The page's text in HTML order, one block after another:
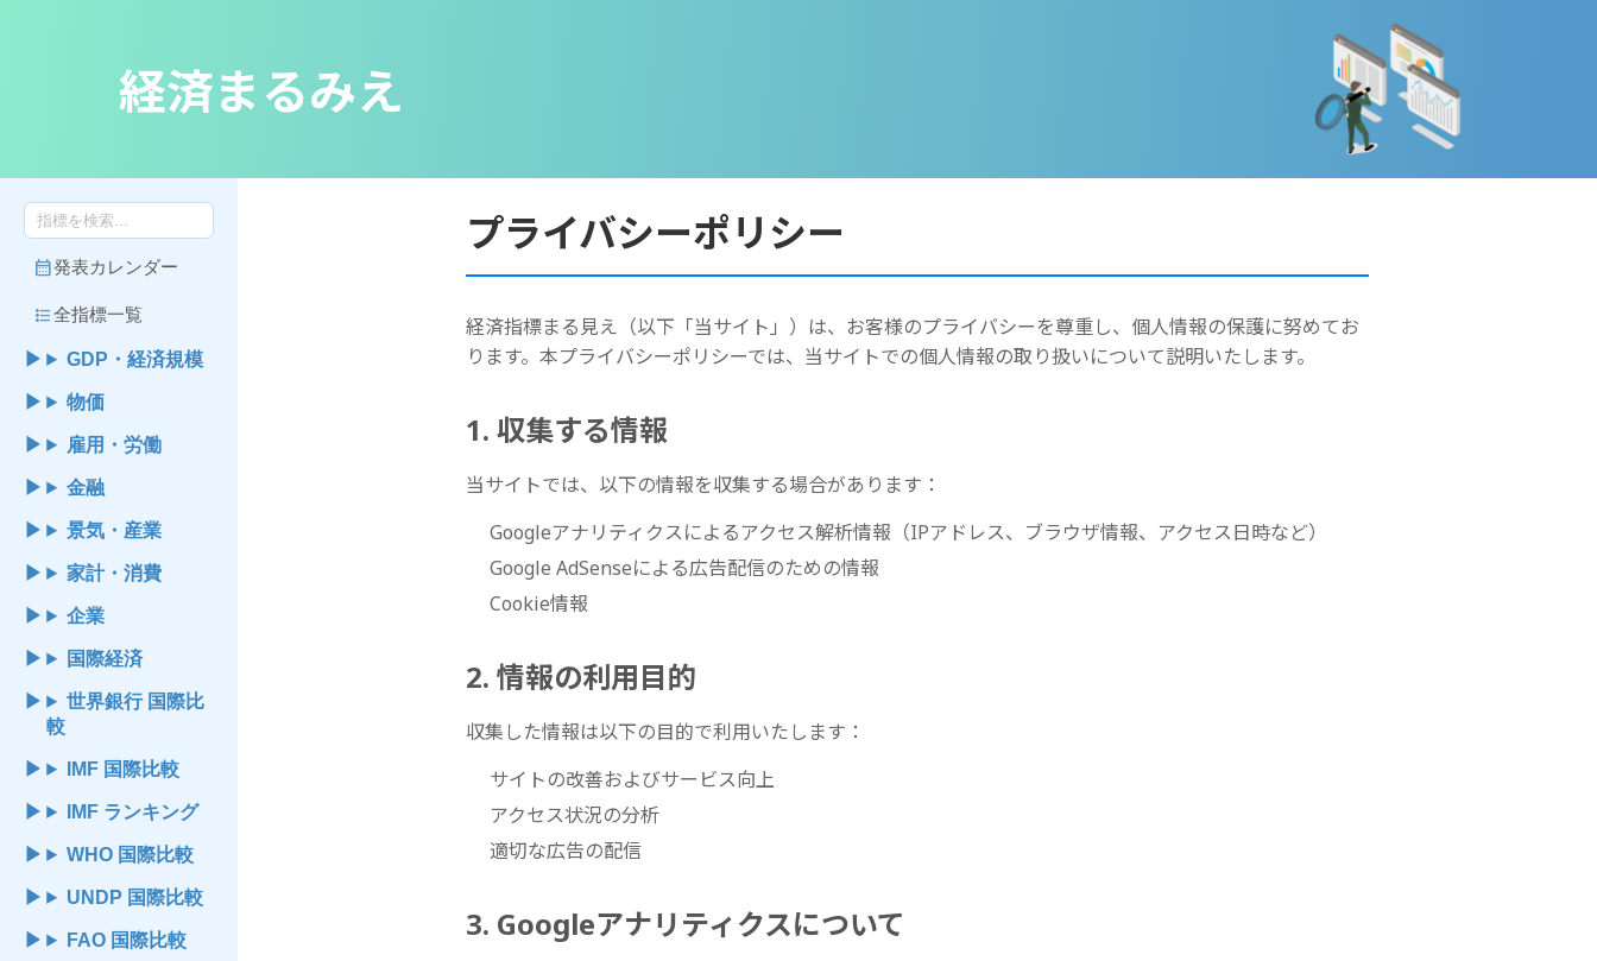
経済まるみえ
calendar_month発表カレンダー
format_list_bulleted全指標一覧
GDP・経済規模
物価
雇用・労働
金融
景気・産業
家計・消費
企業
国際経済
世界銀行 国際比
較
IMF 国際比較
IMF ランキング
WHO 国際比較
UNDP 国際比較
FAO 国際比較
プライバシーポリシー
経済指標まる見え（以下「当サイト」）は、お客様のプライバシーを尊重し、個人情報の保護に努めてお
ります。本プライバシーポリシーでは、当サイトでの個人情報の取り扱いについて説明いたします。
1. 収集する情報
当サイトでは、以下の情報を収集する場合があります：
Googleアナリティクスによるアクセス解析情報（IPアドレス、ブラウザ情報、アクセス日時など）
Google AdSenseによる広告配信のための情報
Cookie情報
2. 情報の利用目的
収集した情報は以下の目的で利用いたします：
サイトの改善およびサービス向上
アクセス状況の分析
適切な広告の配信
3. Googleアナリティクスについて